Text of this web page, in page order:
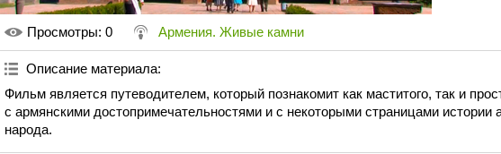
Просмотры: 0 Армения. Живые камни
Описание материала:
Фильм является путеводителем, который познакомит как маститого, так и
с армянскими достопримечательностями и с некоторыми страницами истории
народа.